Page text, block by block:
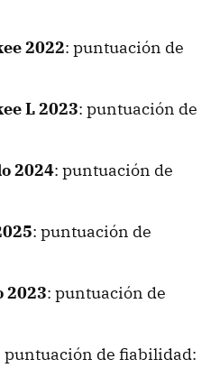
2022: puntuación de
L 2023: puntuación de
2024: puntuación de
: puntuación de
2023: puntuación de
puntuación de fiabilidad: